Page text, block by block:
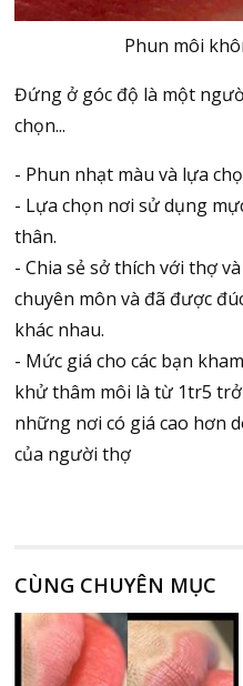
Phun môi
Đứng ở góc độ là một
chọn...
- Phun nhạt màu và lựa
- Lựa chọn nơi sử dụng
thân.
- Chia sẻ sở thích với thợ
chuyên môn và đã được
khác nhau.
- Mức giá cho các bạn
khử thâm môi là từ 1tr5
những nơi có giá cao hơn
của người thợ
CÙNG CHUYÊN MỤC